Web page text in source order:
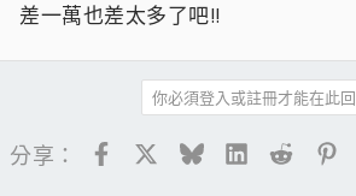
差一萬也差太多了吧!!
你必須登入或註冊才能在此回
分享： FacebookBlueskyLinkedIn
Reddit